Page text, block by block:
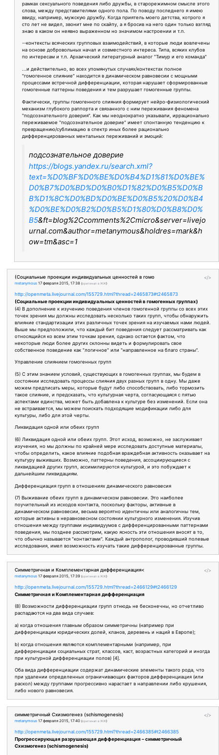
рамках сексуального поведения либо дружбы, в старорежимном смысле этого
слова, между представителями одного пола. По поводу последнего я имею
ввиду, например, мужскую дружбу. Когда приятель моего детства, котрого я
сто лет не видел, звонит мне по скайпу, а я бросив на него один только взгляд
знаю в каком он неявно выраженном но значимом настроении и т.п.
--контексты всяческих групповых взаимодействий, в которые люди вовлечены
на основе добровольных начал и совместного интереса. Типа, всяких клубов
по интересам и т.п. Архаический литературный аналог "Тимур и его команда"
...и действительно, во всех упомянутых случаях/контекстах полное
"гомогенное слияние" находится в динамическом равновесии с мощными
процессами встречной дифференциации, которая нарушает сформированные
гомогенные паттерны поведения и тем разрушает гомогенные группы.
Фактически, группы гомогенного слияния формирует нейро-физиологический
механизм глубокого раппорта и связанного с ним переживания феномена
"подсознательного доверия". Как мы неоднократно указывали, иррационально
переживаемое "подсознательное доверие" имеет спонтанную тенденцию к
превращению/сублимацию в спектр иных более рационально
дифференцированных ментальных переживаний и эмоций:
подсознательное доверие
https://blogs.yandex.ru/search.xml?
text=%D0%BF%D0%BE%D0%B4%D1%81%D0%BE%
D0%B7%D0%BD%D0%B0%D1%82%D0%B5%D0%B
B%D1%8C%D0%BD%D0%BE%D0%B5%20%D0%B4
%D0%BE%D0%B2%D0%B5%D1%80%D0%B8%D0%
B5&ft=blog%2Ccomments%2Cmicro&server=livejo
urnal.com&author=metanymous&holdres=mark&h
ow=tm&asc=1
</>
(Социальные проекции индивидуальных ценностей в гомо
metanymous 17 февраля 2015, 17:38 (оригинал в ЖЖ)
http://openmeta.livejournal.com/155729.html?thread=2465873#t2465873
(Социальные проекции индивидуальных ценностей в гомогенных группах)
(4) В дополнение к изучению поведения членов гомогенной группы со всех этих
точек зрения мы должны исследовать несколько таких групп, чтобы обнаружить
влияние стандартизации этих различных точек зрения на изучаемых нами людей.
Выше мы предположили, что каждый бит поведения следует рассматривать как
относящийся ко всем этим точкам зрения, однако остается фактом, что
некоторые люди более других склонны видеть и формулировать свое
собственное поведение как "логичное" или "направленное на благо страны".
Управление слиянием гомогенных групп
(5) С этим знанием условий, существующих в гомогенных группах, мы будем в
состоянии исследовать процессы слияния двух разных групп в одну. Мы даже
можем предписать меры, которые будут либо способствовать, либо тормозить
такое слияние, и предсказать, что культурная черта, согласующаяся с пятью
аспектами единства, может быть добавлена к культуре без изменений. Если она
не встраивается, мы можем поискать подходящие модификации либо для
культуры, либо для этой черты.
Ликвидация одной или обеих групп
(6) Ликвидация одной или обеих групп. Этот исход, возможно, не заслуживает
изучения, но мы должны по крайней мере исследовать доступные материалы,
чтобы определить, какое влияние подобная враждебная активность оказывает на
культуру выживших. Возможно, паттерны поведения, ассоциирующиеся с
ликвидацией других групп, ассимилируются культурой, и это побуждает к
дальнейшим ликвидациям.
Дифференциация групп в отношениях динамического равновесия
(7) Выживание обеих групп в динамическом равновесии. Это наиболее
поучительный из исходов контакта, поскольку факторы, активные в
динамическом равновесии, весьма вероятно идентичны или аналогичны тем,
которые активны в неравновесном состоянии культурного изменения. Изучив
отношения между группами индивидуумов с дифференцированными паттернами
поведения, мы позднее рассмотрим, какую ясность эти отношения вносят в то,
что обычно называется "контактами". Каждый антрополог, проводивший полевые
исследования, имел возможность изучать такие дифференцированные группы.
</>
Симметричная и Комплементарная дифференциация<
metanymous 17 февраля 2015, 17:39 (оригинал в ЖЖ)
http://openmeta.livejournal.com/155729.html?thread=2466129#t2466129
Симметричная и Комплементарная дифференциация
(8) Возможности дифференциации групп отнюдь не бесконечны, но отчетливо
распадаются на два вида случаев:
а) когда отношения главным образом симметричны (например при
дифференциации юридических долей, кланов, деревень и наций в Европе);
b) когда отношения являются комплементарными (например, при
дифференциации социальных страт, классов, каст, возрастных категорий и иногда
при культурной дифференциации полов) [4].
Оба вида дифференциации содержат динамические элементы такого рода, что
при удалении определенных ограничивающих факторов дифференциация (или
раскол) между группами прогрессивно нарастает в направлении либо крушения,
либо нового равновесия.
</>
симметричный Схизмогенез (schismogenesis)
metanymous 17 февраля 2015, 17:40 (оригинал в ЖЖ)
http://openmeta.livejournal.com/155729.html?thread=2466385#t2466385
Прогрессирующая разрушающая дифференциация – симметричный
Схизмогенез (schismogenesis)